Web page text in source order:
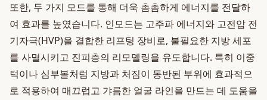
또한, 두 가지 모드를 통해 더욱 촘촘하게 에너지를 전달하
여 효과를 높였습니다. 인모드는 고주파 에너지와 고전압 전
기자극(HVP)을 결합한 리프팅 장비로, 불필요한 지방 세포
를 사멸시키고 진피층의 리모델링을 유도합니다. 특히 이중
턱이나 심부볼처럼 지방과 처짐이 동반된 부위에 효과적으
로 적용하여 매끄럽고 갸름한 얼굴 라인을 만드는 데 도움을